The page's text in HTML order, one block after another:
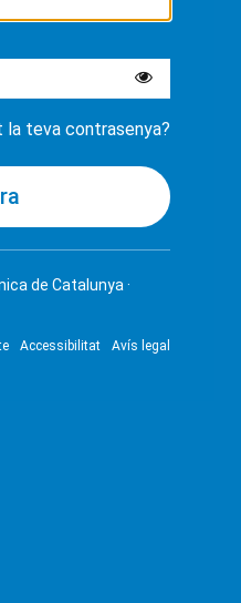
la teva contrasenya?
de Catalunya ·
Accessibilitat Avís legal